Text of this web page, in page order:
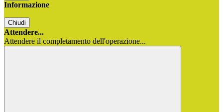
Informazione
Chiudi
Attendere...
Attendere il completamento dell'operazione...